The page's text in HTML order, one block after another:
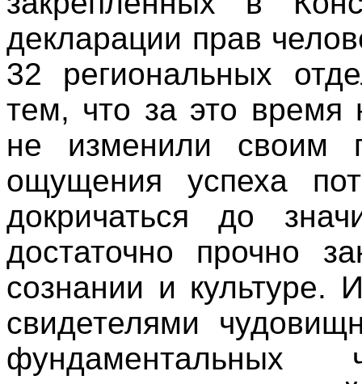
декларации прав
32 региональных
тем, что за это время
не изменили своим
ощущения успеха
докричаться до
достаточно прочно
сознании и культуре.
свидетелями
фундаментальных